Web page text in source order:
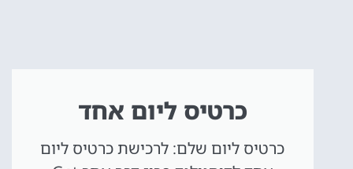
כרטיס ליום אחד
כרטיס ליום שלם: לרכישת כרטיס ליום